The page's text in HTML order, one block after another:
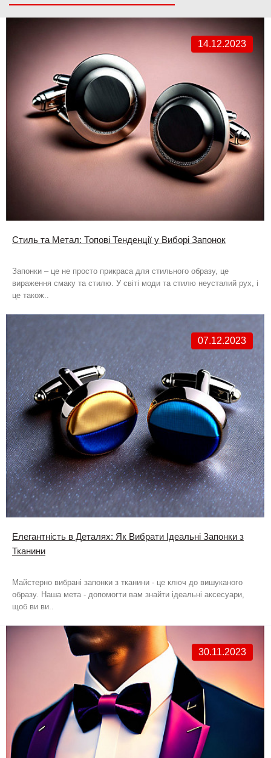
14.12.2023
Стиль та Метал: Топові Тенденції у Виборі Запонок
Запонки – це не просто прикраса для стильного образу, це
вираження смаку та стилю. У світі моди та стилю неусталий рух, і
це також..
07.12.2023
Елегантність в Деталях: Як Вибрати Ідеальні Запонки з
Тканини
Майстерно вибрані запонки з тканини - це ключ до вишуканого
образу. Наша мета - допомогти вам знайти ідеальні аксесуари,
щоб ви ви..
30.11.2023